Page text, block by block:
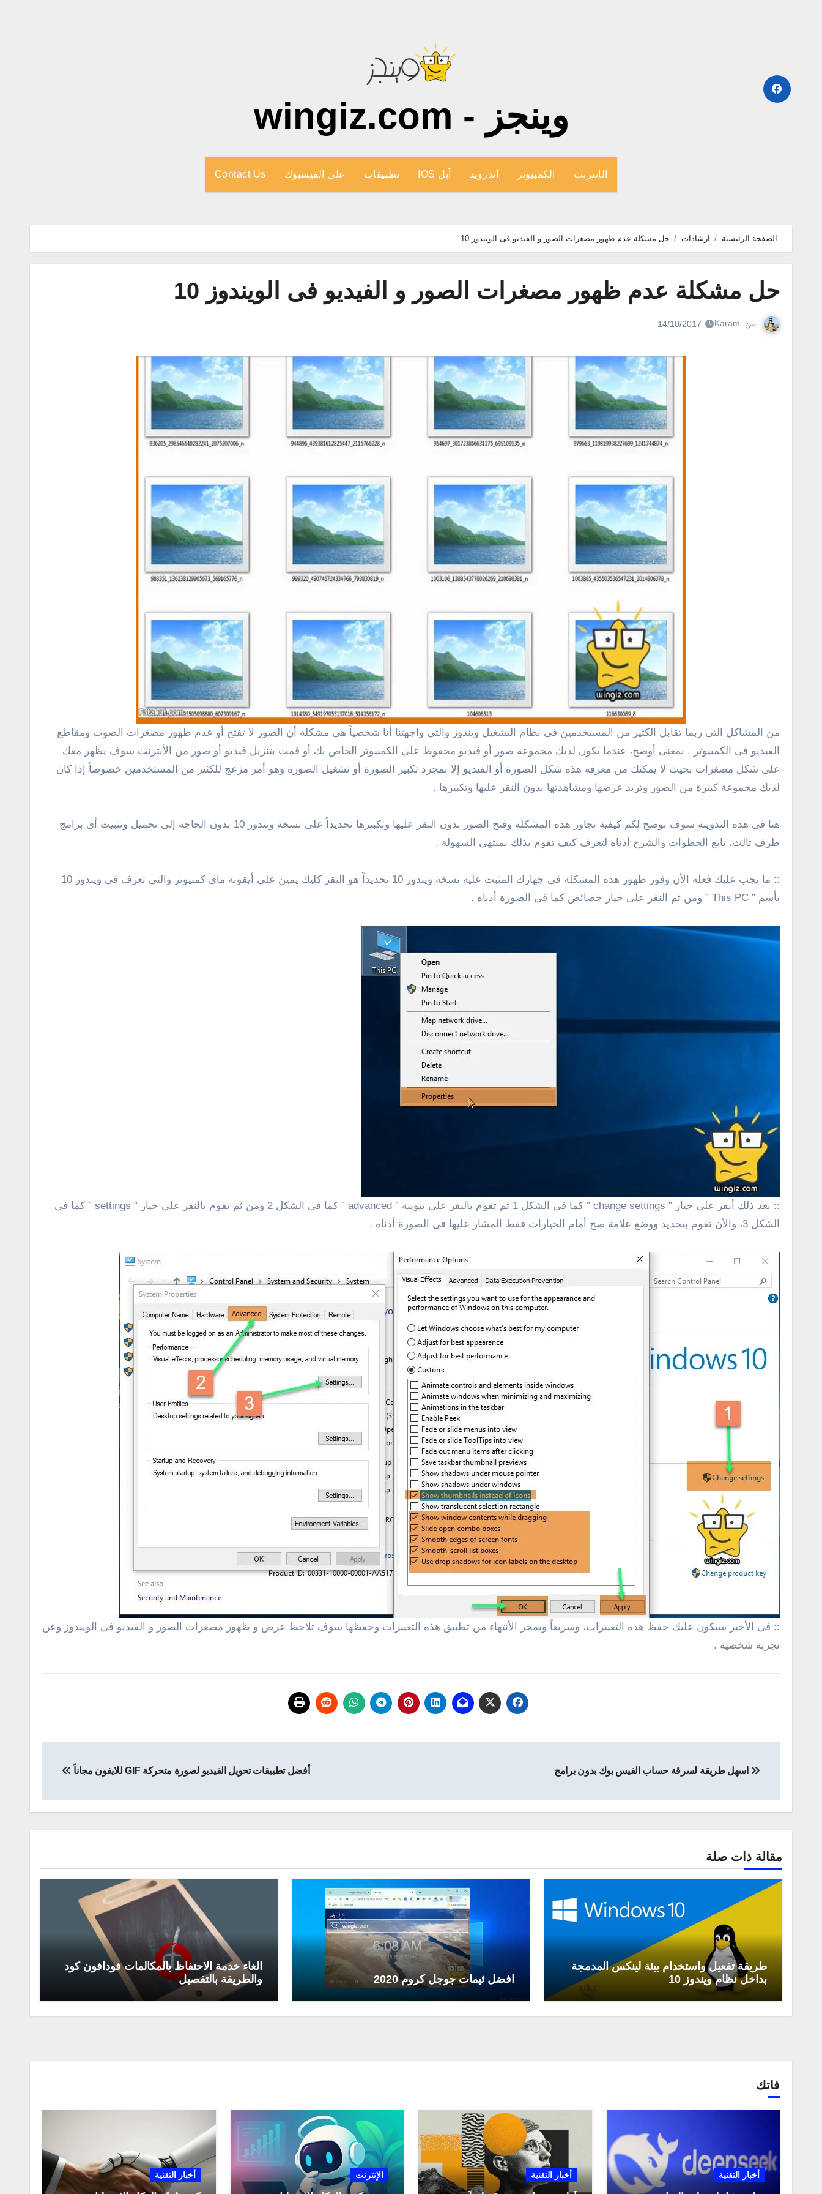
وينجز - wingiz.com
الإنترنت الكمبيوتر أندرويد آبل IOS تطبيقات علي الفيسبوك Contact Us
الصفحة الرئيسية ارشادات حل مشكلة عدم ظهور مصغرات الصور و الفيديو فى الويندوز 10
حل مشكلة عدم ظهور مصغرات الصور و الفيديو فى الويندوز 10
من Karam
14/10/2017
من المشاكل التى ربما تقابل الكثير من المستخدمين فى نظام التشغيل ويندوز والتى واجهتنا أنا شخصياً هى مشكلة أن الصور لا تفتح أو عدم ظهور مصغرات الصوت ومقاطع
الفيديو فى الكمبيوتر . بمعنى أوضح، عندما يكون لديك مجموعة صور أو فيديو محفوظ على الكمبيوتر الخاص بك أو قمت بتنزيل فيديو أو صور من الأنترنت سوف يظهر معك
على شكل مصغرات بحيث لا يمكنك من معرفة هذه شكل الصورة أو الفيديو إلا بمجرد تكبير الصورة أو تشغيل الصورة وهو أمر مزعج للكثير من المستخدمين خصوصاً إذا كان
لديك مجموعة كبيرة من الصور وتريد عرضها ومشاهدتها بدون النقر عليها وتكبيرها .
هنا فى هذه التدوينة سوف نوضح لكم كيفية تجاوز هذه المشكلة وفتح الصور بدون النقر عليها وتكبيرها تحديداً على نسخة ويندوز 10 بدون الحاجة إلى تحميل وتثبيت أى برامج
طرف ثالث، تابع الخطوات والشرح أدناه لتعرف كيف تقوم بذلك بمنتهى السهولة .
:: ما يجب عليك فعله الأن وفور ظهور هذه المشكلة فى جهازك المثبت عليه نسخة ويندوز 10 تحديداً هو النقر كليك يمين على أيقونة ماى كمبيوتر والتى تعرف فى ويندوز 10
بأسم ” This PC ” ومن ثم النقر على خيار خصائص كما فى الصورة أدناه .
:: بعد ذلك أنقر على خيار ” change settings ” كما فى الشكل 1 ثم تقوم بالنقر على تبويبة ” advanced ” كما فى الشكل 2 ومن ثم تقوم بالنقر على خيار ” settings ” كما فى
الشكل 3، والأن تقوم بتحديد ووضع علامة صح أمام الخيارات فقط المشار عليها فى الصورة أدناه .
:: فى الأخير سيكون عليك حفظ هذه التغييرات، وسريعاً وبمجر الأنتهاء من تطبيق هذه التغييرات وحفظها سوف تلاحظ عرض و ظهور مصغرات الصور و الفيديو فى الويندوز وعن
تجربة شخصية .
المقالات
اسهل طريقة لسرقة حساب الفيس بوك بدون برامج أفضل تطبيقات تحويل الفيديو لصورة متحركة GIF للايفون مجاناً
مقالة ذات صلة
طريقة تفعيل واستخدام بيئة لينكس المدمجة
بداخل نظام ويندوز 10
افضل ثيمات جوجل كروم 2020
الغاء خدمة الاحتفاظ بالمكالمات فودافون كود
والطريقة بالتفصيل
فاتك
أخبار التقنية أخبار التقنية الإنترنت أخبار التقنية